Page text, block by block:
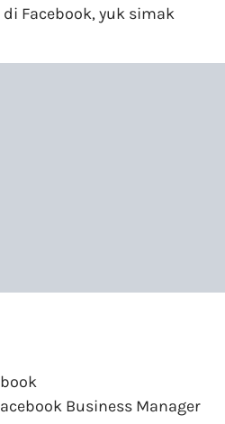
Facebook, yuk simak
Business Manager